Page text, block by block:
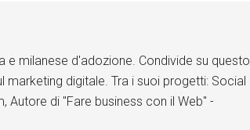
e milanese d'adozione. Condivide su questo
marketing digitale. Tra i suoi progetti: Social
di "Fare business con il Web" -